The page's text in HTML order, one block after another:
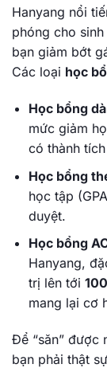
Hanyang nổi
phóng cho
bạn giảm bớt
Các loại học
Học bổng
mức giảm
có thành
Học bổng
học tập
duyệt.
Học bổng
Hanyang,
trị lên tới
mang lại cơ
Để “săn” được
bạn phải thật